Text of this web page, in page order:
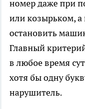
номер даже при
или козырьком, а
остановить
Главный
в любое время
хотя бы одну
нарушитель.